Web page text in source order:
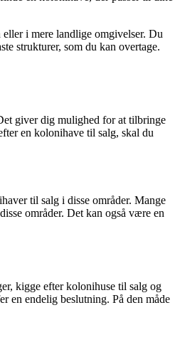
i mere landlige omgivelser. Du
strukturer, som du kan overtage.
giver dig mulighed for at tilbringe
en kolonihave til salg, skal du
til salg i disse områder. Mange
områder. Det kan også være en
kigge efter kolonihuse til salg og
en endelig beslutning. På den måde